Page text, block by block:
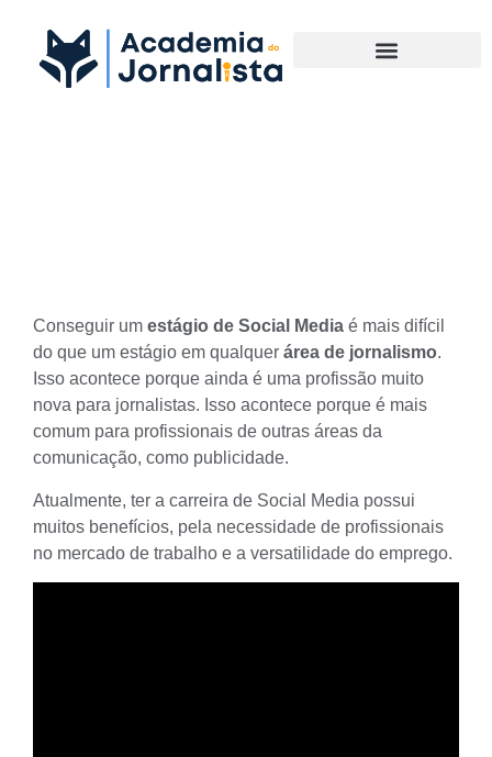
Conseguir um estágio de Social Media é mais difícil
do que um estágio em qualquer área de jornalismo.
Isso acontece porque ainda é uma profissão muito
nova para jornalistas. Isso acontece porque é mais
comum para profissionais de outras áreas da
comunicação, como publicidade.
Atualmente, ter a carreira de Social Media possui
muitos benefícios, pela necessidade de profissionais
no mercado de trabalho e a versatilidade do emprego.